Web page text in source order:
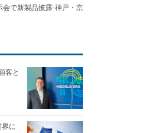
で新製品披露-神戸・京
客と
に